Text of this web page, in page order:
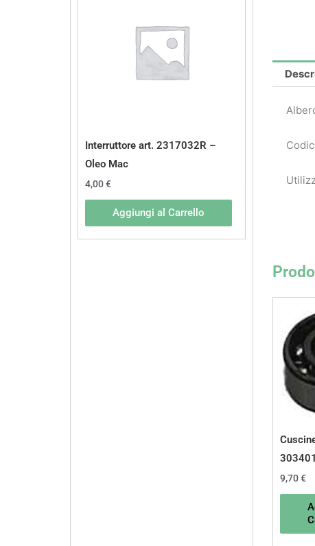
Interruttore art. 2317032R –
Oleo Mac
4,00€
Aggiungi al Carrello
9,70€